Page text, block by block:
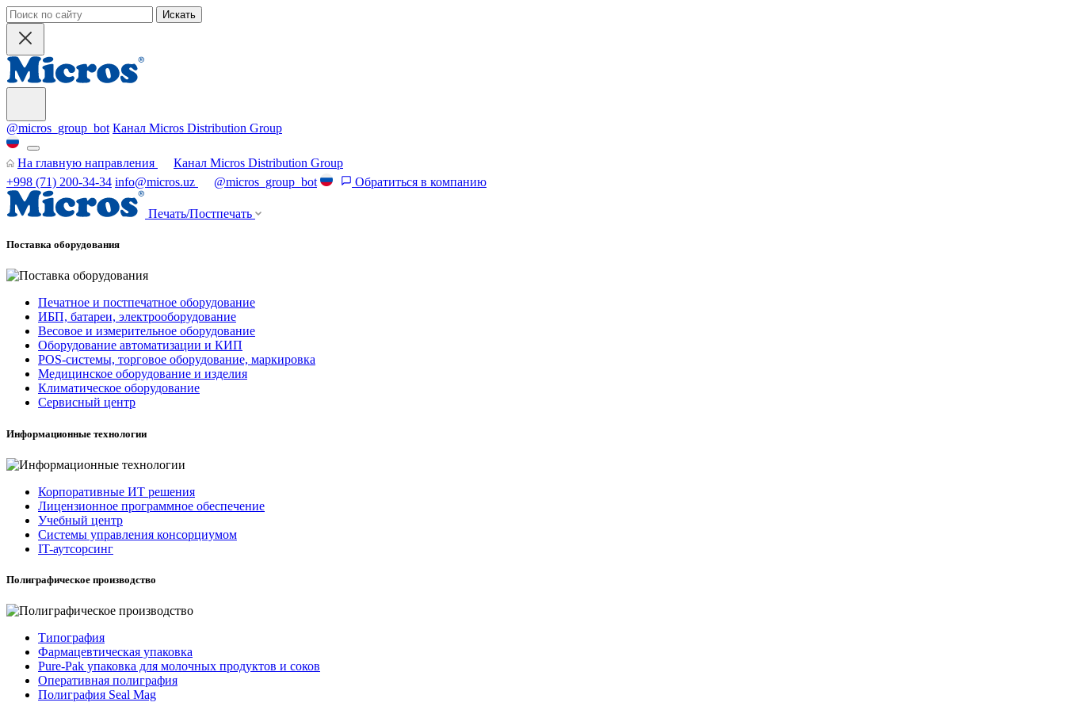
Искать
@micros_group_bot Канал Micros Distribution Group
На главную направления
Канал Micros Distribution Group
+998 (71) 200-34-34 info@micros.uz @micros_group_bot Обратиться в компанию
Печать/Постпечать
Поставка оборудования
Печатное и постпечатное оборудование
ИБП, батареи, электрооборудование
Весовое и измерительное оборудование
Оборудование автоматизации и КИП
POS-системы, торговое оборудование, маркировка
Медицинское оборудование и изделия
Климатическое оборудование
Сервисный центр
Информационные технологии
Корпоративные ИТ решения
Лицензионное программное обеспечение
Учебный центр
Системы управления консорциумом
IT-аутсорсинг
Полиграфическое производство
Типография
Фармацевтическая упаковка
Pure-Pak упаковка для молочных продуктов и соков
Оперативная полиграфия
Полиграфия Seal Mag